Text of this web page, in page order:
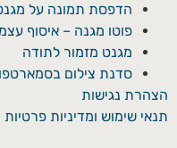
הדפסת תמונה על
פוטו מגנה – איסוף
מגנט מזמור לתודה
סדנת צילום
הצהרת נגישות
תנאי שימוש ומדיניות פרטיות